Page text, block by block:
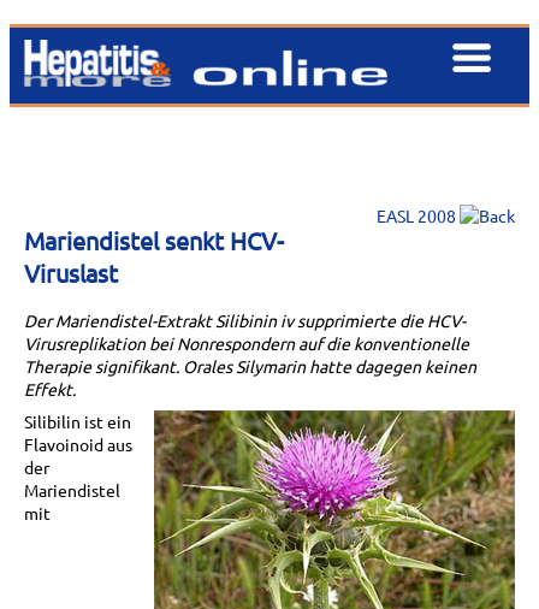
EASL 2008
Mariendistel senkt HCV-
Viruslast
Der Mariendistel-Extrakt Silibinin iv supprimierte die HCV-
Virusreplikation bei Nonrespondern auf die konventionelle
Therapie signifikant. Orales Silymarin hatte dagegen keinen
Effekt.
Silibilin ist ein
Flavoinoid aus
der
Mariendistel
mit